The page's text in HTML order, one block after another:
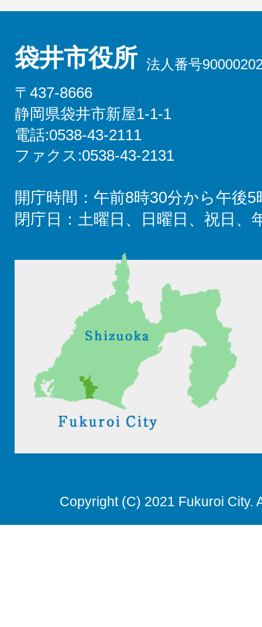
袋井市役所 法人番号
〒437-8666
静岡県袋井市新屋1-1-1
電話:0538-43-2111
ファクス:0538-43-2131
開庁時間：午前8時30分から午後5
閉庁日：土曜日、日曜日、祝日、
Copyright (C) 2021 Fukuroi City.